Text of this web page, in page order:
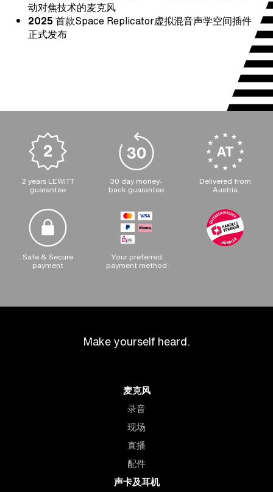
动对焦技术的麦克风
2025首款Space Replicator虚拟混音声学空间插件
正式发布
2 years LEWITT
guarantee
30 day money-
back guarantee
Delivered from
Austria
Safe & Secure
payment
Your preferred
payment method
Make yourself heard.
麦克风
录音
现场
直播
配件
声卡及耳机